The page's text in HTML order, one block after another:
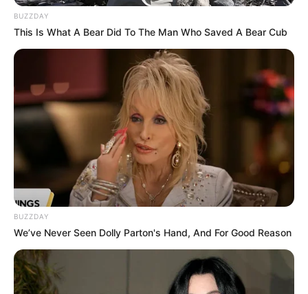
BUZZDAY
This Is What A Bear Did To The Man Who Saved A Bear Cub
BUZZDAY
We’ve Never Seen Dolly Parton's Hand, And For Good Reason